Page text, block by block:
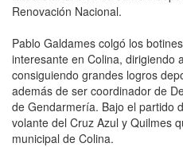
Renovación Nacional.
Pablo Galdames colgó los
interesante en Colina, dirigiendo
consiguiendo grandes logros
además de ser coordinador de
de Gendarmería. Bajo el partido
volante del Cruz Azul y Quilmes
municipal de Colina.